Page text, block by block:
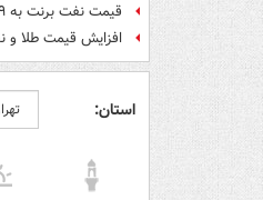
قیمت نفت برنت به ۷۹ دلار رسید
افزایش قیمت طلا و
استان: